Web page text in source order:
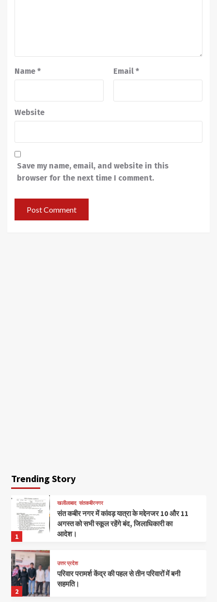
Name * Email *
Website
Save my name, email, and website in this
browser for the next time I comment.
Trending Story
1
खलीलाबाद संतकबीरनगर
संत कबीर नगर में कांवड़ यात्रा के मद्देनजर 10 और 11
अगस्त को सभी स्कूल रहेंगे बंद, जिलाधिकारी का
आदेश।
2
उत्तर प्रदेश
परिवार परामर्श केंद्र की पहल से तीन परिवारों में बनी
सहमति।